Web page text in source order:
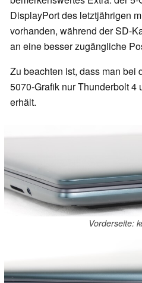
DisplayPort des letztjährigen
vorhanden, während der SD-
an eine besser zugängliche
Zu beachten ist, dass man bei
5070-Grafik nur Thunderbolt 4
erhält.
Vorderseite: